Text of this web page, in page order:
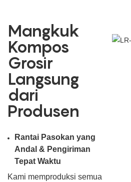
Mangkuk
Kompos
Grosir
Langsung
dari
Produsen
Rantai Pasokan yang
Andal & Pengiriman
Tepat Waktu
Kami memproduksi semua